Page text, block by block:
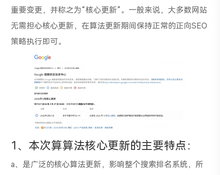
重要变更，并称之为“核心更新”。一般来说，大多数网站
无需担心核心更新，在算法更新期间保持正常的正向SEO
策略执行即可。
1、本次算算法核心更新的主要特点：
a、是广泛的核心算法更新，影响整个搜索排名系统，所